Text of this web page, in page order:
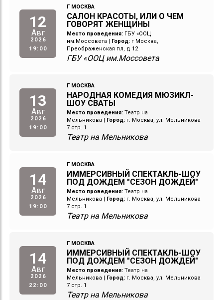
12
Авг
2026
19:00
Г МОСКВА
САЛОН КРАСОТЫ, ИЛИ О ЧЕМ
ГОВОРЯТ ЖЕНЩИНЫ
Место проведения: ГБУ «ООЦ
им.Моссовета | Город: г Москва,
Преображенская пл, д 12
ГБУ «ООЦ им.Моссовета
13
Авг
2026
19:00
Г МОСКВА
НАРОДНАЯ КОМЕДИЯ МЮЗИКЛ-
ШОУ СВАТЫ
Место проведения: Театр на
Мельникова | Город: г. Москва, ул. Мельникова
7 стр. 1
Театр на Мельникова
14
Авг
2026
19:00
Г МОСКВА
ИММЕРСИВНЫЙ СПЕКТАКЛЬ-ШОУ
ПОД ДОЖДЕМ "СЕЗОН ДОЖДЕЙ"
Место проведения: Театр на
Мельникова | Город: г. Москва, ул. Мельникова
7 стр. 1
Театр на Мельникова
14
Авг
2026
22:00
Г МОСКВА
ИММЕРСИВНЫЙ СПЕКТАКЛЬ-ШОУ
ПОД ДОЖДЕМ "СЕЗОН ДОЖДЕЙ"
Место проведения: Театр на
Мельникова | Город: г. Москва, ул. Мельникова
7 стр. 1
Театр на Мельникова